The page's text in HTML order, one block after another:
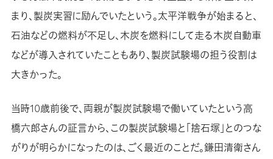
まり、製炭実習に励んでいたという。太平洋戦争が始まると、
石油などの燃料が不足し、木炭を燃料にして走る木炭自動車
などが導入されていたこともあり、製炭試験場の担う役割は
大きかった。
当時10歳前後で、両親が製炭試験場で働いていたという高
橋六郎さんの証言から、この製炭試験場と「捨石塚」とのつな
がりが明らかになったのは、ごく最近のことだ。鎌田清衛さん